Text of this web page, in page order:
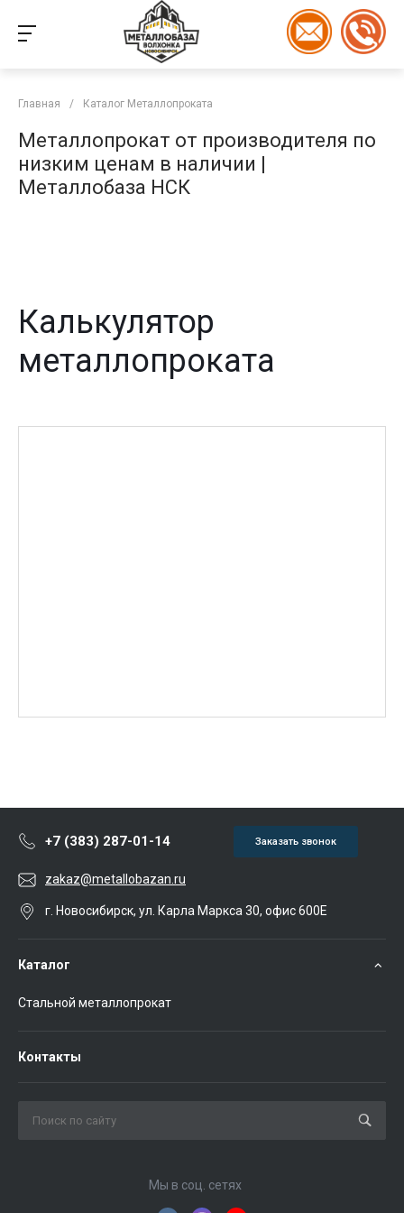
Главная / Каталог Металлопроката
Металлопрокат от производителя по
низким ценам в наличии |
Металлобаза НСК
Калькулятор
металлопроката
+7 (383) 287-01-14 Заказать звонок
zakaz@metallobazan.ru
г. Новосибирск, ул. Карла Маркса 30, офис 600Е
Каталог
Стальной металлопрокат
Контакты
Мы в соц. сетях